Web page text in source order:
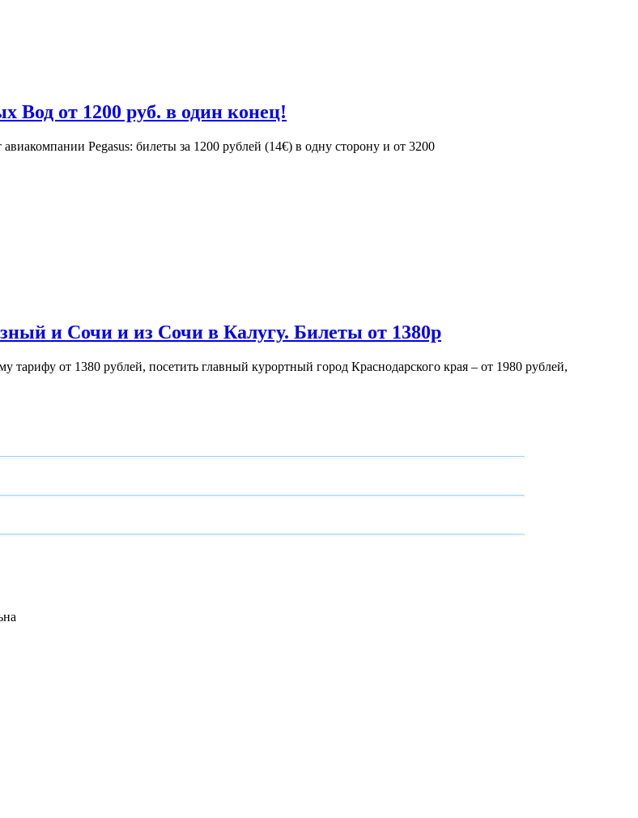
Вод от 1200 руб. в один конец!
Pegasus: билеты за 1200 рублей (14€) в одну сторону и от 3200
и Сочи и из Сочи в Калугу. Билеты от 1380р
от 1380 рублей, посетить главный курортный город Краснодарского края – от 1980 рублей,